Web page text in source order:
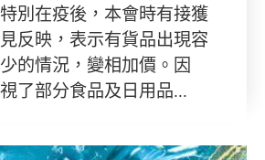
別在疫後，本會時有接獲
反映，表示有貨品出現容
的情況，變相加價。因
了部分食品及日用品...